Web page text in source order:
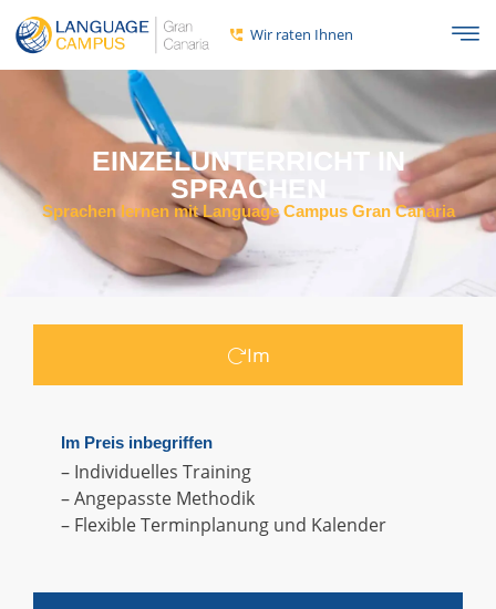
Wir raten Ihnen
EINZELUNTERRICHT IN
SPRACHEN
Sprachen lernen mit Language Campus Gran Canaria
Im
Im Preis inbegriffen
– Individuelles Training
– Angepasste Methodik
– Flexible Terminplanung und Kalender